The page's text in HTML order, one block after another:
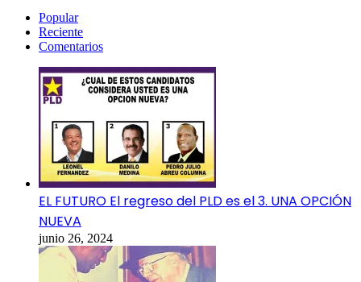
Popular
Reciente
Comentarios
EL FUTURO El regreso del PLD es el 3. UNA OPCIÓN
NUEVA
junio 26, 2024